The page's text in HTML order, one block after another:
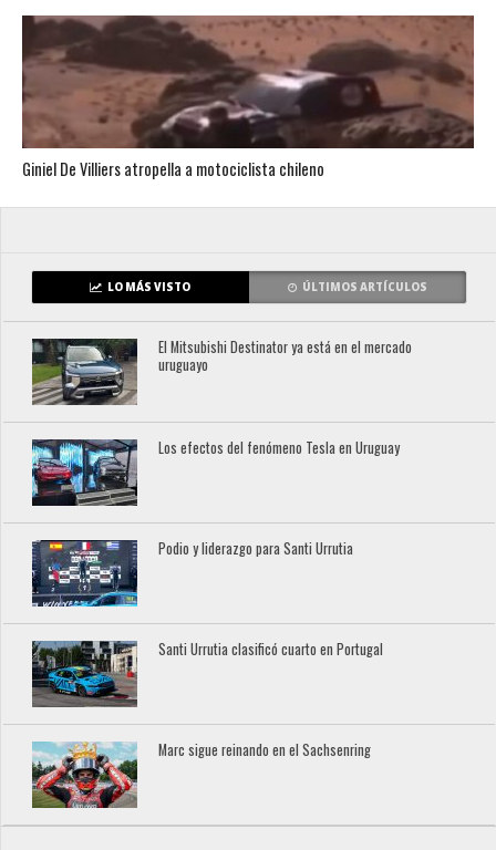
Giniel De Villiers atropella a motociclista chileno
LO MÁS VISTO ÚLTIMOS ARTÍCULOS
El Mitsubishi Destinator ya está en el mercado
uruguayo
Los efectos del fenómeno Tesla en Uruguay
Podio y liderazgo para Santi Urrutia
Santi Urrutia clasificó cuarto en Portugal
Marc sigue reinando en el Sachsenring